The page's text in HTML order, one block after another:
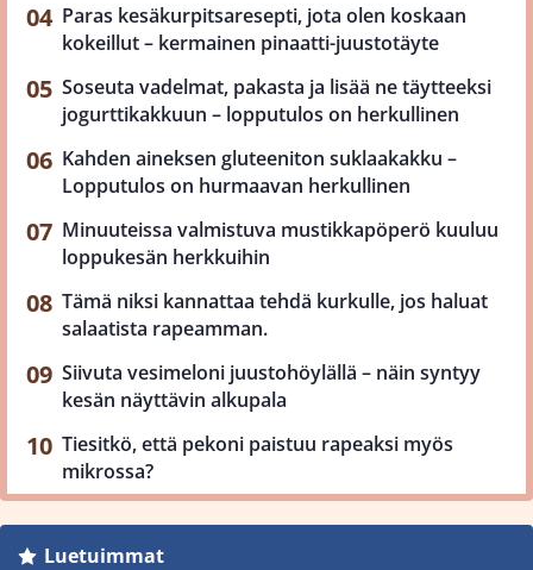
Paras kesäkurpitsaresepti, jota olen koskaan
kokeillut – kermainen pinaatti-juustotäyte
Soseuta vadelmat, pakasta ja lisää ne täytteeksi
jogurttikakkuun – lopputulos on herkullinen
Kahden aineksen gluteeniton suklaakakku –
Lopputulos on hurmaavan herkullinen
Minuuteissa valmistuva mustikkapöperö kuuluu
loppukesän herkkuihin
Tämä niksi kannattaa tehdä kurkulle, jos haluat
salaatista rapeamman.
Siivuta vesimeloni juustohöylällä – näin syntyy
kesän näyttävin alkupala
Tiesitkö, että pekoni paistuu rapeaksi myös
mikrossa?
Luetuimmat